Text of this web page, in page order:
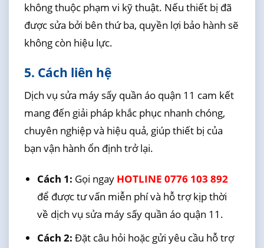
không thuộc phạm vi kỹ thuật. Nếu thiết bị đã
được sửa bởi bên thứ ba, quyền lợi bảo hành sẽ
không còn hiệu lực.
5. Cách liên hệ
Dịch vụ sửa máy sấy quần áo quận 11 cam kết
mang đến giải pháp khắc phục nhanh chóng,
chuyên nghiệp và hiệu quả, giúp thiết bị của
bạn vận hành ổn định trở lại.
Cách 1: Gọi ngay HOTLINE 0776 103 892
để được tư vấn miễn phí và hỗ trợ kịp thời
về dịch vụ sửa máy sấy quần áo quận 11.
Cách 2: Đặt câu hỏi hoặc gửi yêu cầu hỗ trợ